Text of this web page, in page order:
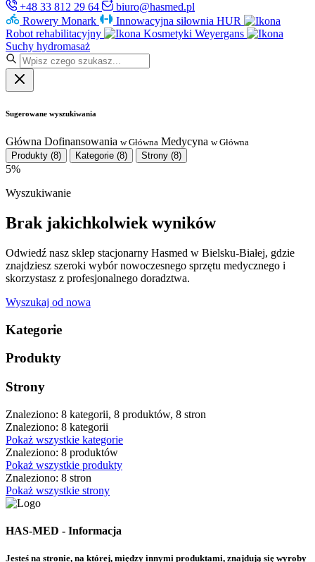
+48 33 812 29 64
biuro@hasmed.pl
Rowery Monark
Innowacyjna siłownia HUR
Robot rehabilitacyjny
Kosmetyki Weyergans
Suchy hydromasaż
Sugerowane wyszukiwania
Główna Dofinansowania w Główna Medycyna w Główna
Produkty (8) Kategorie (8) Strony (8)
5%
Wyszukiwanie
Brak jakichkolwiek wyników
Odwiedź nasz sklep stacjonarny Hasmed w Bielsku-Białej, gdzie
znajdziesz szeroki wybór nowoczesnego sprzętu medycznego i
skorzystasz z profesjonalnego doradztwa.
Wyszukaj od nowa
Kategorie
Produkty
Strony
Znaleziono: 8 kategorii, 8 produktów, 8 stron
Znaleziono: 8 kategorii
Pokaż wszystkie kategorie
Znaleziono: 8 produktów
Pokaż wszystkie produkty
Znaleziono: 8 stron
Pokaż wszystkie strony
HAS-MED - Informacja
Jesteś na stronie, na której, między innymi produktami, znajdują się wyroby